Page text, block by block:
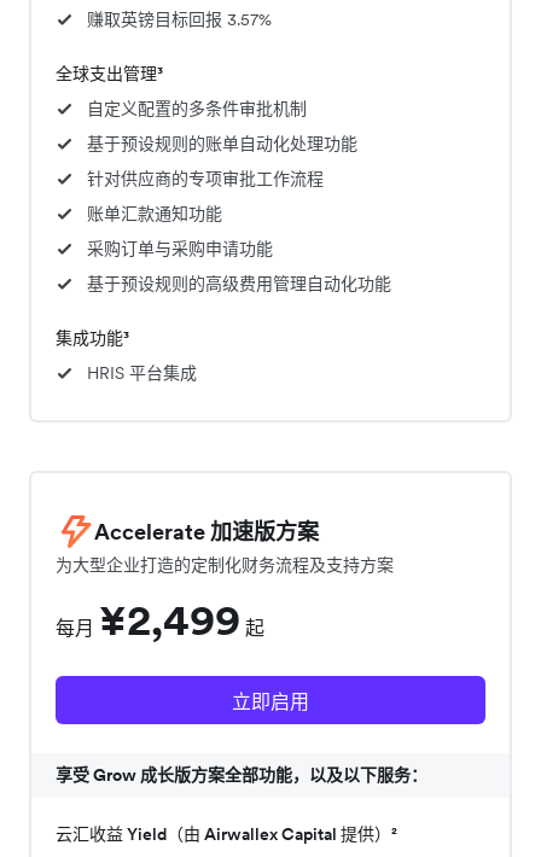
赚取英镑目标回报 3.57%
全球支出管理³
自定义配置的多条件审批机制
基于预设规则的账单自动化处理功能
针对供应商的专项审批工作流程
账单汇款通知功能
采购订单与采购申请功能
基于预设规则的高级费用管理自动化功能
集成功能³
HRIS 平台集成
Accelerate 加速版方案
为大型企业打造的定制化财务流程及支持方案
每月 ¥2,499 起
立即启用
享受 Grow 成长版方案全部功能，以及以下服务：
云汇收益 Yield（由 Airwallex Capital 提供）²